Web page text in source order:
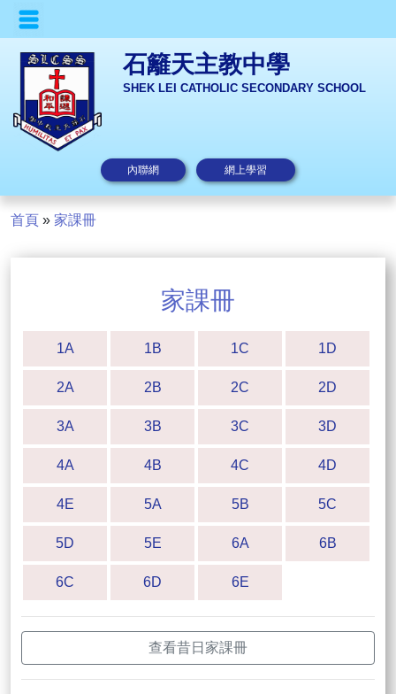
石籬天主教中學
SHEK LEI CATHOLIC SECONDARY SCHOOL
內聯網 網上學習
首頁 » 家課冊
家課冊
1A 1B 1C 1D
2A 2B 2C 2D
3A 3B 3C 3D
4A 4B 4C 4D
4E 5A 5B 5C
5D 5E 6A 6B
6C 6D 6E
查看昔日家課冊